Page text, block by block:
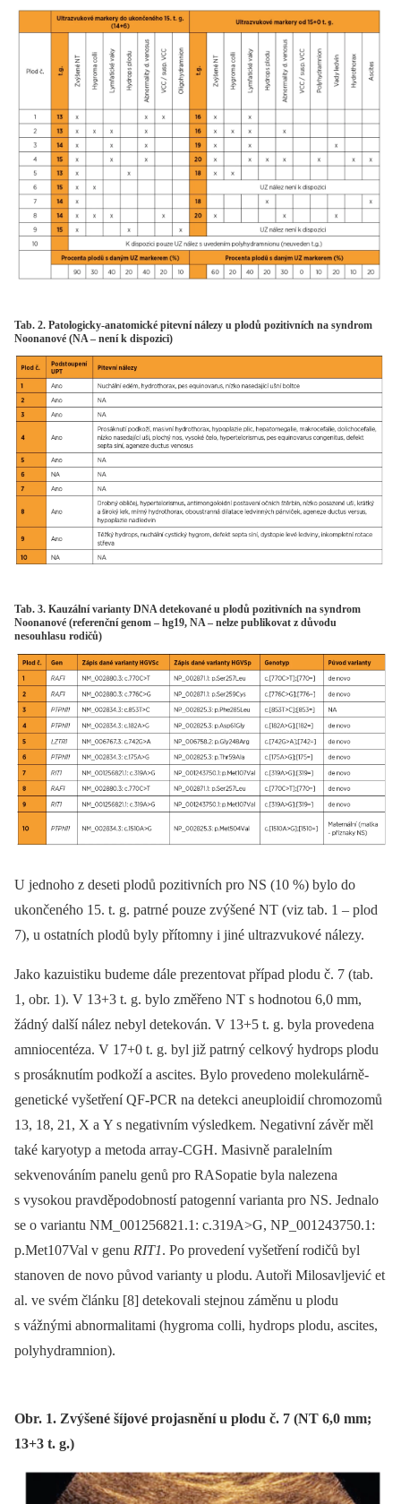
Tab. 2. Patologicky-anatomické pitevní nálezy u plodů pozitivních na syndrom
Noonanové (NA – není k dispozici)
Tab. 3. Kauzální varianty DNA detekované u plodů pozitivních na syndrom
Noonanové (referenční genom – hg19, NA – nelze publikovat z důvodu
nesouhlasu rodičů)
U jednoho z deseti plodů pozitivních pro NS (10 %) bylo do
ukončeného 15. t. g. patrné pouze zvýšené NT (viz tab. 1 –⁠ plod
7), u ostatních plodů byly přítomny i jiné ultrazvukové nálezy.
Jako kazuistiku budeme dále prezentovat případ plodu č. 7 (tab.
1, obr. 1). V 13+3 t. g. bylo změřeno NT s hodnotou 6,0 mm,
žádný další nález nebyl detekován. V 13+5 t. g. byla provedena
amniocentéza. V 17+0 t. g. byl již patrný celkový hydrops plodu
s prosáknutím podkoží a ascites. Bylo provedeno molekulárně-
genetické vyšetření QF-PCR na detekci aneuploidií chromozomů
13, 18, 21, X a Y s negativním výsledkem. Negativní závěr měl
také karyotyp a metoda array-CGH. Masivně paralelním
sekvenováním panelu genů pro RASopatie byla nalezena
s vysokou pravděpodobností patogenní varianta pro NS. Jednalo
se o variantu NM_001256821.1: c.319A>G, NP_001243750.1:
p.Met107Val v genu RIT1. Po provedení vyšetření rodičů byl
stanoven de novo původ varianty u plodu. Autoři Milosavljević et
al. ve svém článku [8] detekovali stejnou záměnu u plodu
s vážnými abnormalitami (hygroma colli, hydrops plodu, ascites,
polyhydramnion).
Obr. 1. Zvýšené šíjové projasnění u plodu č. 7 (NT 6,0 mm;
13+3 t. g.)